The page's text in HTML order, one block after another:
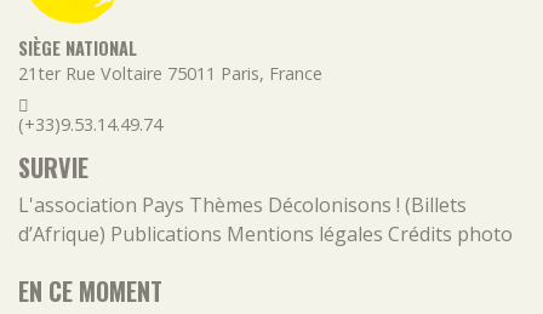
SIÈGE NATIONAL
21ter Rue Voltaire 75011 Paris, France
(+33)9.53.14.49.74
SURVIE
L'association Pays Thèmes Décolonisons ! (Billets
d’Afrique) Publications Mentions légales Crédits photo
EN CE MOMENT